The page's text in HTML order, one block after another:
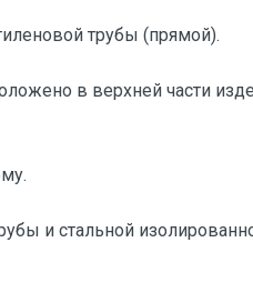
трубы (прямой).
в верхней части
и стальной